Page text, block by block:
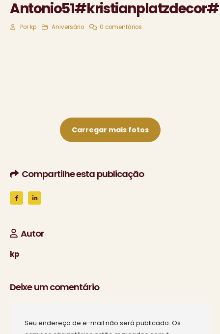
Por kp Aniversário 0 comentários
Carregar mais fotos
Compartilhe esta publicação
Autor
kp
Deixe um comentário
Seu endereço de e-mail não será publicado. Os